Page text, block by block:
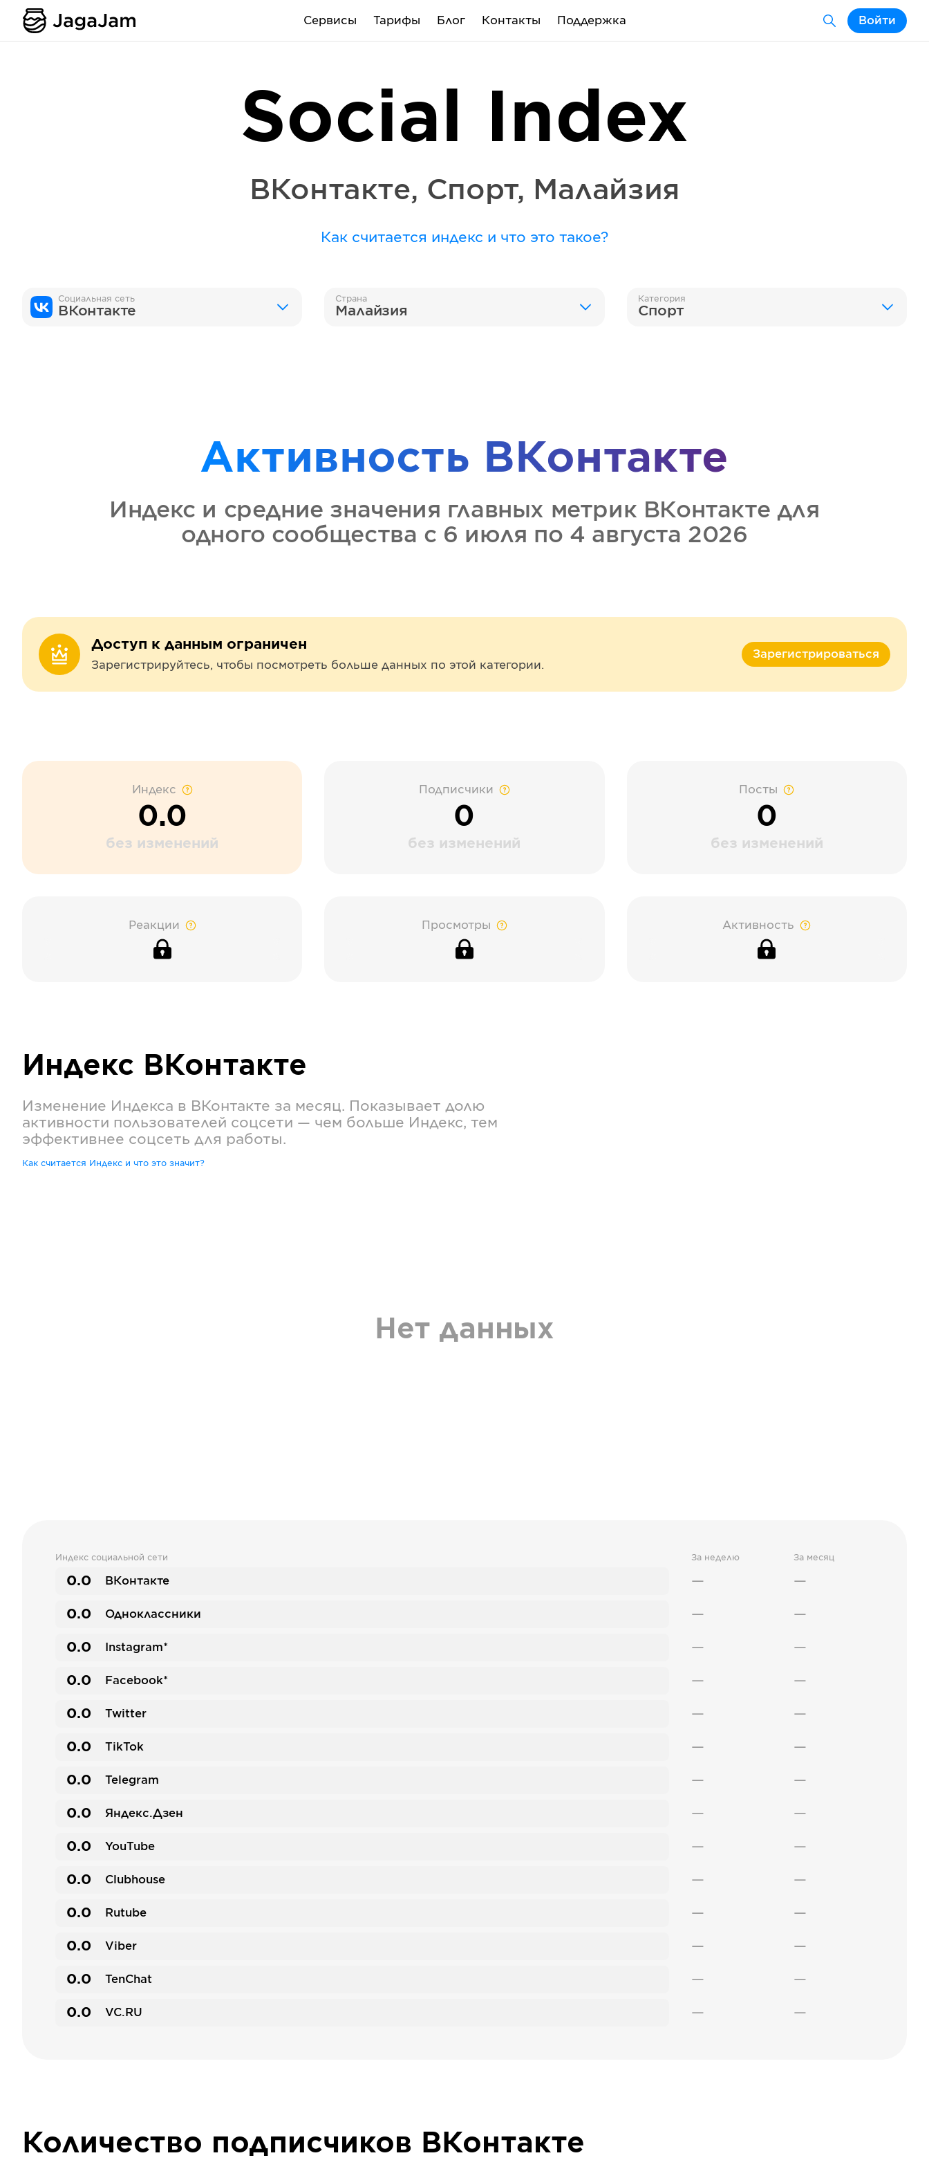
Сервисы Тарифы Блог Контакты Поддержка Войти
Social Index
ВКонтакте, Спорт, Малайзия
Как считается индекс и что это такое?
Социальная сеть
ВКонтакте
Страна
Малайзия
Категория
Спорт
Активность ВКонтакте
Индекс и средние значения главных метрик ВКонтакте для
одного сообщества с 6 июля по 4 августа 2026
Доступ к данным ограничен
Зарегистрируйтесь, чтобы посмотреть больше данных по этой категории.
Зарегистрироваться
Индекс
0.0
без изменений
Подписчики
0
без изменений
Посты
0
без изменений
Реакции Просмотры Активность
Индекс ВКонтакте
Изменение Индекса в ВКонтакте за месяц. Показывает долю
активности пользователей соцсети — чем больше Индекс, тем
эффективнее соцсеть для работы.
Как считается Индекс и что это значит?
Нет данных
Индекс социальной сети За неделю За месяц
0.0 ВКонтакте — —
0.0 Одноклассники — —
0.0 Instagram* — —
0.0 Facebook* — —
0.0 Twitter — —
0.0 TikTok — —
0.0 Telegram — —
0.0 Яндекс.Дзен — —
0.0 YouTube — —
0.0 Clubhouse — —
0.0 Rutube — —
0.0 Viber — —
0.0 TenChat — —
0.0 VC.RU — —
Количество подписчиков ВКонтакте